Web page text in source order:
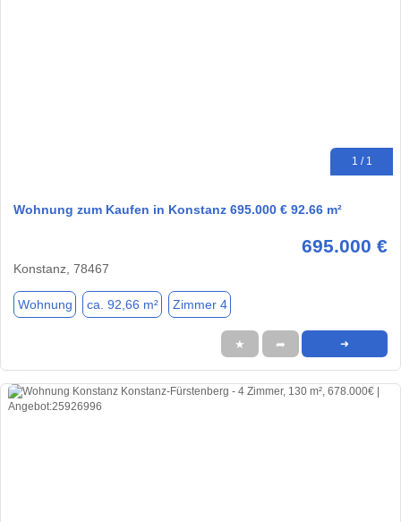
1 / 1
Wohnung zum Kaufen in Konstanz 695.000 € 92.66 m²
695.000 €
Konstanz, 78467
Wohnung ca. 92,66 m² Zimmer 4
★ ➦ ➜